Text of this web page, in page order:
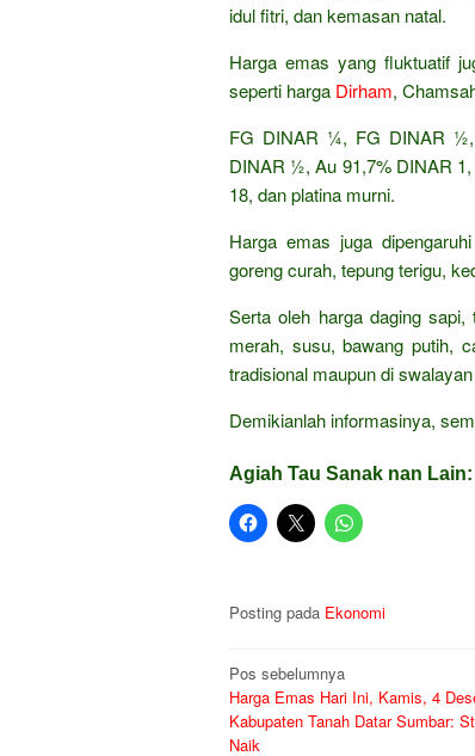
idul fitri, dan kemasan natal.
Harga emas yang fluktuatif
seperti harga Dirham,
FG DINAR ¼, FG DINAR
DINAR ½, Au 91,7% DINAR
18, dan platina murni.
Harga emas juga
goreng curah, tepung terigu,
Serta oleh harga daging
merah, susu, bawang putih,
tradisional maupun di
Demikianlah informasinya,
Agiah Tau Sanak nan Lain:
Posting pada Ekonomi
Navigasi
pos
Pos sebelumnya
Harga Emas Hari Ini, Kamis, 4
Kabupaten Tanah Datar Sumbar:
Naik